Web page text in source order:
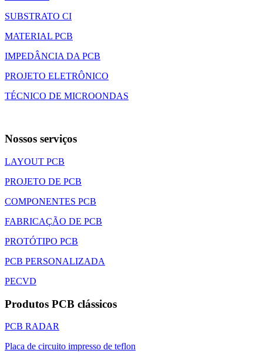
SUBSTRATO CI
MATERIAL PCB
IMPEDÂNCIA DA PCB
PROJETO ELETRÔNICO
TÉCNICO DE MICROONDAS
Nossos serviços
LAYOUT PCB
PROJETO DE PCB
COMPONENTES PCB
FABRICAÇÃO DE PCB
PROTÓTIPO PCB
PCB PERSONALIZADA
PECVD
Produtos PCB clássicos
PCB RADAR
Placa de circuito impresso de teflon